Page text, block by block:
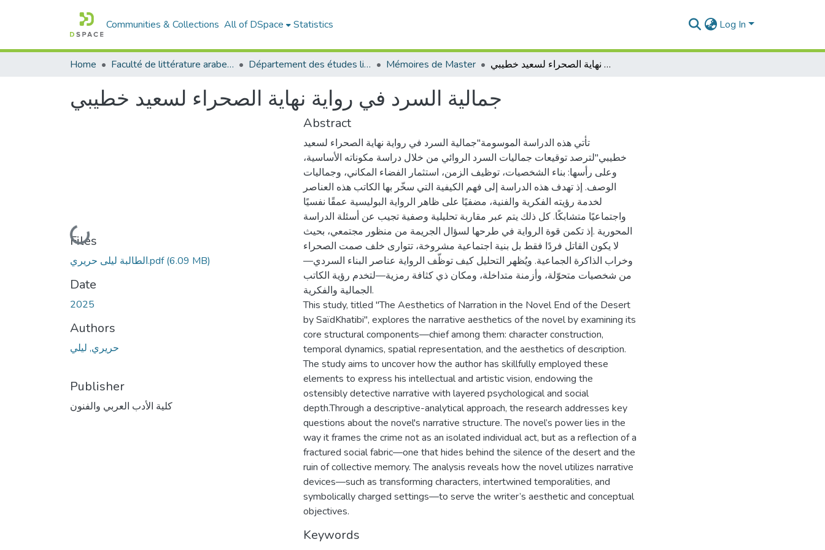
Communities & Collections All of DSpace Statistics Log In
Home Faculté de littérature arabe et des arts Département des études littéraires et critiques Mémoires de Master جمالية السرد في رواية نهاية الصحراء لسعيد خطيبي
جمالية السرد في رواية نهاية الصحراء لسعيد خطيبي
Loading...
Files
الطالبة ليلى حريري.pdf(6.09 MB)
Date
2025
Authors
حريري, ليلي
Publisher
كلية الأدب العربي والفنون
Abstract
تأتي هذه الدراسة الموسومة"جمالية السرد في رواية نهاية الصحراء لسعيد
خطيبي"لترصد توقيعات جماليات السرد الروائي من خلال دراسة مكوناته الأساسية،
وعلى رأسها: بناء الشخصيات، توظيف الزمن، استثمار الفضاء المكاني، وجماليات
الوصف. إذ تهدف هذه الدراسة إلى فهم الكيفية التي سخّر بها الكاتب هذه العناصر
لخدمة رؤيته الفكرية والفنية، مضفيًا على ظاهر الرواية البوليسية عمقًا نفسيًا
واجتماعيًا متشابكًا. كل ذلك يتم عبر مقاربة تحليلية وصفية تجيب عن أسئلة الدراسة
المحورية .إذ تكمن قوة الرواية في طرحها لسؤال الجريمة من منظور مجتمعي، بحيث
لا يكون القاتل فردًا فقط بل بنية اجتماعية مشروخة، تتوارى خلف صمت الصحراء
وخراب الذاكرة الجماعية. ويُظهر التحليل كيف توظّف الرواية عناصر البناء السردي—
من شخصيات متحوّلة، وأزمنة متداخلة، ومكان ذي كثافة رمزية—لتخدم رؤية الكاتب
الجمالية والفكرية.
This study, titled "The Aesthetics of Narration in the Novel End of the Desert
by SaïdKhatibi", explores the narrative aesthetics of the novel by examining its
core structural components—chief among them: character construction,
temporal dynamics, spatial representation, and the aesthetics of description.
The study aims to uncover how the author has skillfully employed these
elements to express his intellectual and artistic vision, endowing the
ostensibly detective narrative with layered psychological and social
depth.Through a descriptive-analytical approach, the research addresses key
questions about the novel's narrative structure. The novel’s power lies in the
way it frames the crime not as an isolated individual act, but as a reflection of a
fractured social fabric—one that hides behind the silence of the desert and the
ruin of collective memory. The analysis reveals how the novel utilizes narrative
devices—such as transforming characters, intertwined temporalities, and
symbolically charged settings—to serve the writer’s aesthetic and conceptual
objectives.
Keywords